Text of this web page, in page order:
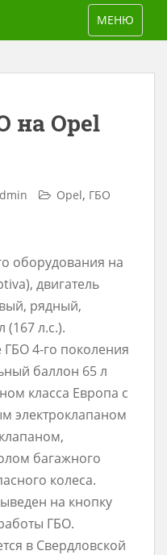
TOGGLE
МЕНЮ
на Opel
Opel, ГБО
оборудования на
двигатель
рядный,
л.с.).
4-го поколения
баллон 65 л
класса Европа с
электроклапаном
багажного
колеса.
на кнопку
ГБО.
в Свердловской